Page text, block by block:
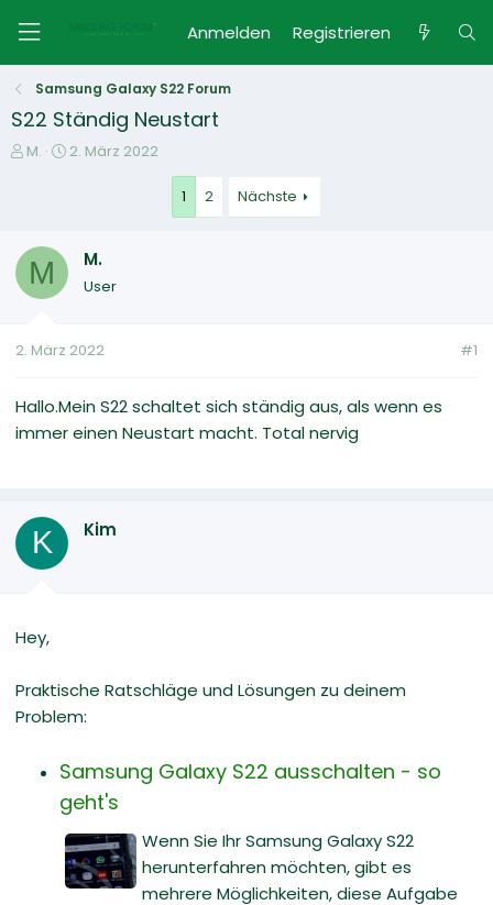
Anmelden Registrieren
Samsung Galaxy S22 Forum
S22 Ständig Neustart
E
e
M.
E
m
2. März 2022
1 2 Nächste
M M.
User
2. März 2022 #1
Hallo.Mein S22 schaltet sich ständig aus, als wenn es
immer einen Neustart macht. Total nervig
K Kim
Hey,
Praktische Ratschläge und Lösungen zu deinem
Problem:
Samsung Galaxy S22 ausschalten - so
geht's
Wenn Sie Ihr Samsung Galaxy S22
herunterfahren möchten, gibt es
mehrere Möglichkeiten, diese Aufgabe